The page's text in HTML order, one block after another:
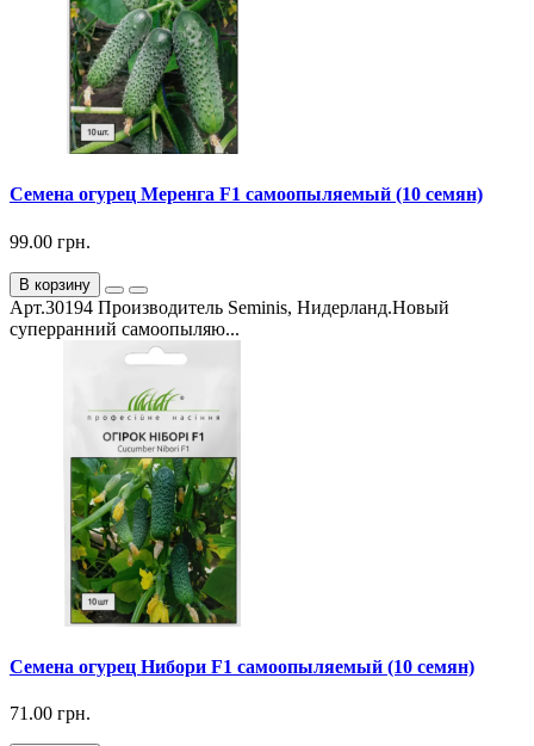
Семена огурец Меренга F1 самоопыляемый (10 семян)
99.00 грн.
В корзину
Арт.30194 Производитель Seminis, Нидерланд.Новый
суперранний самоопыляю...
Семена огурец Нибори F1 самоопыляемый (10 семян)
71.00 грн.